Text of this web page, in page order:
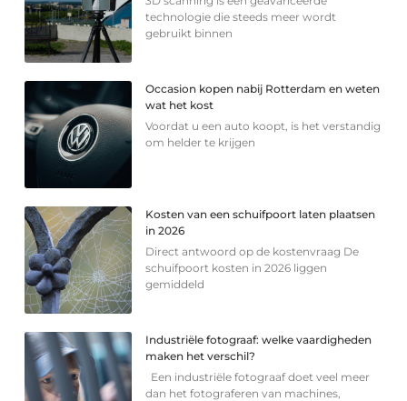
technologie die steeds meer wordt
gebruikt binnen
Occasion kopen nabij Rotterdam en weten
wat het kost
Voordat u een auto koopt, is het verstandig
om helder te krijgen
Kosten van een schuifpoort laten plaatsen
in 2026
Direct antwoord op de kostenvraag De
schuifpoort kosten in 2026 liggen
gemiddeld
Industriële fotograaf: welke vaardigheden
maken het verschil?
Een industriële fotograaf doet veel meer
dan het fotograferen van machines,